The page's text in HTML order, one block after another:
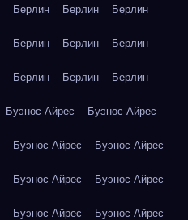
Берлин Берлин Берлин
Берлин Берлин Берлин
Берлин Берлин Берлин
Буэнос-Айрес Буэнос-Айрес
Буэнос-Айрес Буэнос-Айрес
Буэнос-Айрес Буэнос-Айрес
Буэнос-Айрес Буэнос-Айрес